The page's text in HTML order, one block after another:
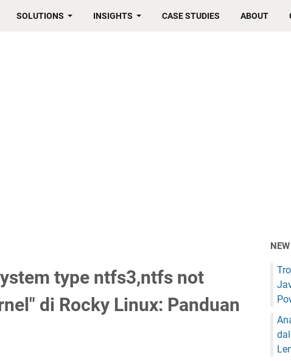
SOLUTIONS INSIGHTS CASE STUDIES ABOUT
type ntfs3,ntfs not
di Rocky Linux: Panduan